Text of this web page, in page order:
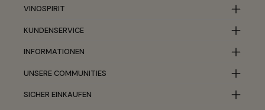
VINOSPIRIT
KUNDENSERVICE
INFORMATIONEN
UNSERE COMMUNITIES
SICHER EINKAUFEN